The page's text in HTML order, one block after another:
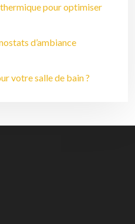
pour optimiser
d’ambiance
votre salle de bain ?